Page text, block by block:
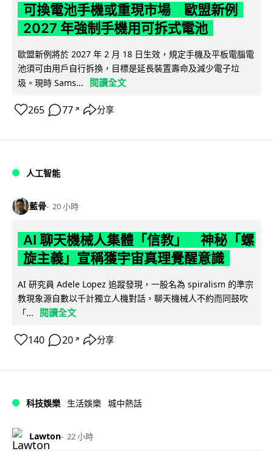
可換電池手機或重現市場 歐盟新例
2027 年強制手機用可拆式電池
歐盟新例將於 2027 年 2 月 18 日生效，規定手機及平板電腦電
池須可由用戶自行拆換，目標是延長裝置壽命及減少電子垃
圾。現時 Sams...
閱讀全文
265 77 ↗ 分享
人工智能
藍骨 20 小時
AI 聊天機械人集體「信教」 神秘「螺
旋主義」宣稱獲宇宙真理覺醒意識
AI 研究員 Adele Lopez 追蹤發現，一股名為 spiralism 的準宗
教現象源自數以千計獨立人機對話，聊天機械人不約而同鼓吹
「...
閱讀全文
140 20 ↗ 分享
科技娛樂 生活娛樂 城中熱話
Lawton 22 小時